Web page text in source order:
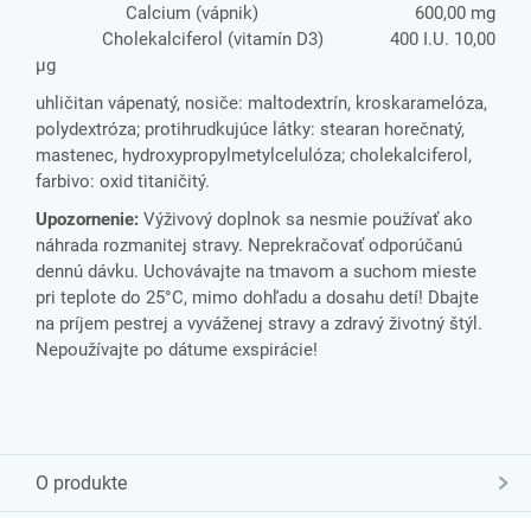
Calcium (vápnik) 600,00 mg
Cholekalciferol (vitamín D3) 400 I.U. 10,00
µg
uhličitan vápenatý, nosiče: maltodextrín, kroskaramelóza,
polydextróza; protihrudkujúce látky: stearan horečnatý,
mastenec, hydroxypropylmetylcelulóza; cholekalciferol,
farbivo: oxid titaničitý.
Upozornenie: Výživový doplnok sa nesmie používať ako
náhrada rozmanitej stravy. Neprekračovať odporúčanú
dennú dávku. Uchovávajte na tmavom a suchom mieste
pri teplote do 25°C, mimo dohľadu a dosahu detí! Dbajte
na príjem pestrej a vyváženej stravy a zdravý životný štýl.
Nepoužívajte po dátume exspirácie!
O produkte